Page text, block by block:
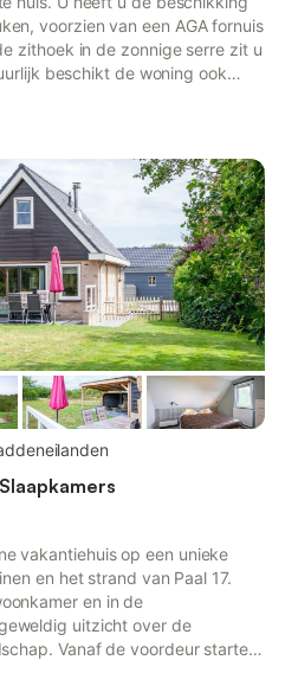
voorzien van een AGA fornuis
zithoek in de zonnige serre zit u
beschikt de woning ook
grond vindt u een grote
wastafel en toilet. Op de
over een tweede en derde
vakantiehuis op een unieke
en het strand van Paal 17.
en in de
uitzicht over de
Vanaf de voordeur starten